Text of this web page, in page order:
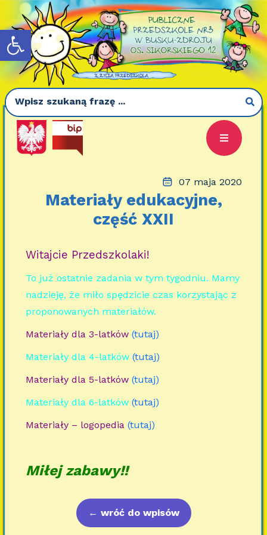
Otwórz pasek narzędzi
07 maja 2020
Materiały edukacyjne,
część XXII
Witajcie Przedszkolaki!
To już ostatnie zadania w tym tygodniu. Mamy
nadzieję, że miło spędzicie czas korzystając z
proponowanych materiałów.
Materiały dla 3-latków (tutaj)
Materiały dla 4-latków (tutaj)
Materiały dla 5-latków (tutaj)
Materiały dla 6-latków (tutaj)
Materiały – logopedia (tutaj)
Miłej zabawy!!
← wróć do wpisów